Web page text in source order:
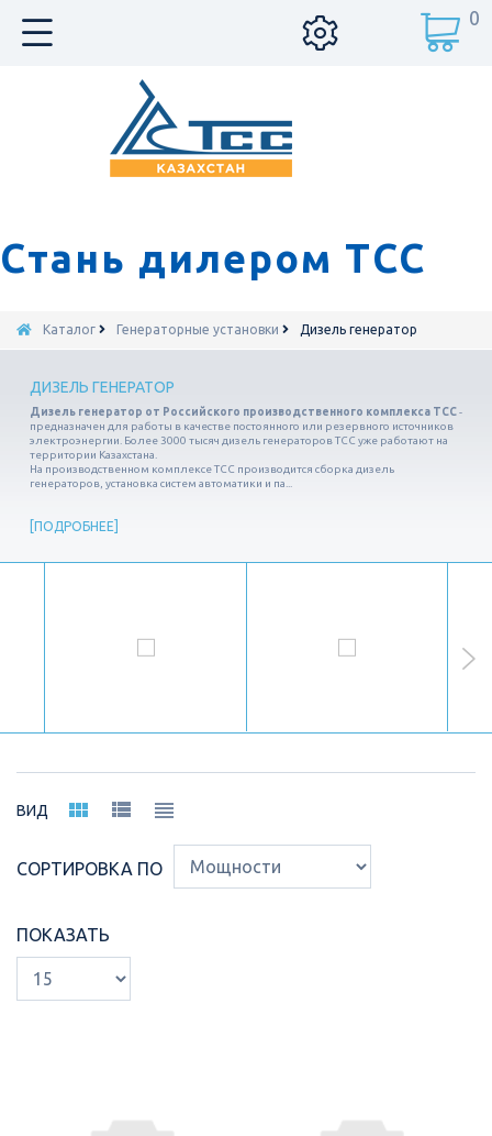
Стань дилером ТСС
0
Каталог Генераторные установки Дизель генератор
ДИЗЕЛЬ ГЕНЕРАТОР
Дизель генератор от Российского производственного комплекса ТСС-
предназначен для работы в качестве постоянного или резервного источников
электроэнергии. Более 3000 тысяч дизель генераторов ТСС уже работают на
территории Казахстана.
На производственном комплексе ТСС производится сборка дизель
генераторов, установка систем автоматики и па...
ПОДРОБНЕЕ
ВИД
СОРТИРОВКА ПО
ПОКАЗАТЬ